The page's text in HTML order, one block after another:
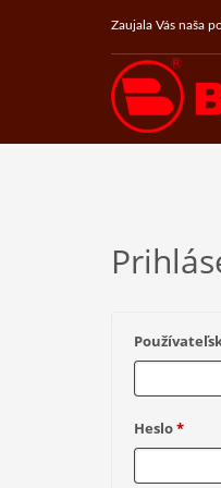
CATEGORIES
Deň matiek
Nezaradené
Labels
Serial
Fragrant
Moths
Zaujala Vás naša
Heslo*